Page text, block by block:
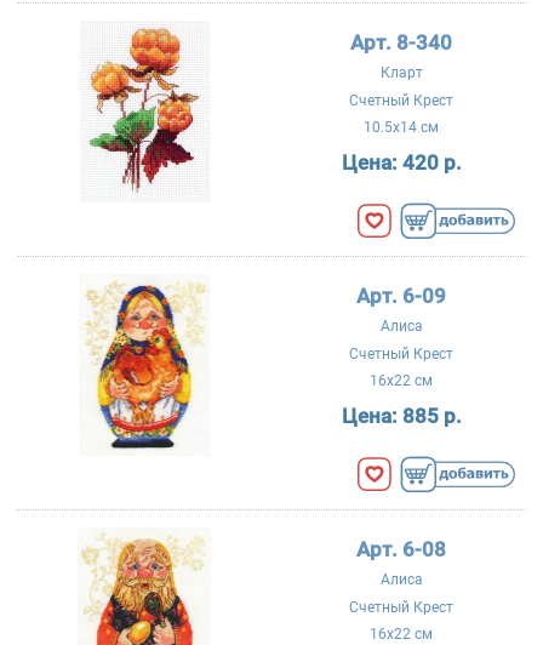
Арт. 8-340
Кларт
Счетный Крест
10.5x14 см
Цена: 420 р.
Арт. 6-09
Алиса
Счетный Крест
16x22 см
Цена: 885 р.
Арт. 6-08
Алиса
Счетный Крест
16x22 см